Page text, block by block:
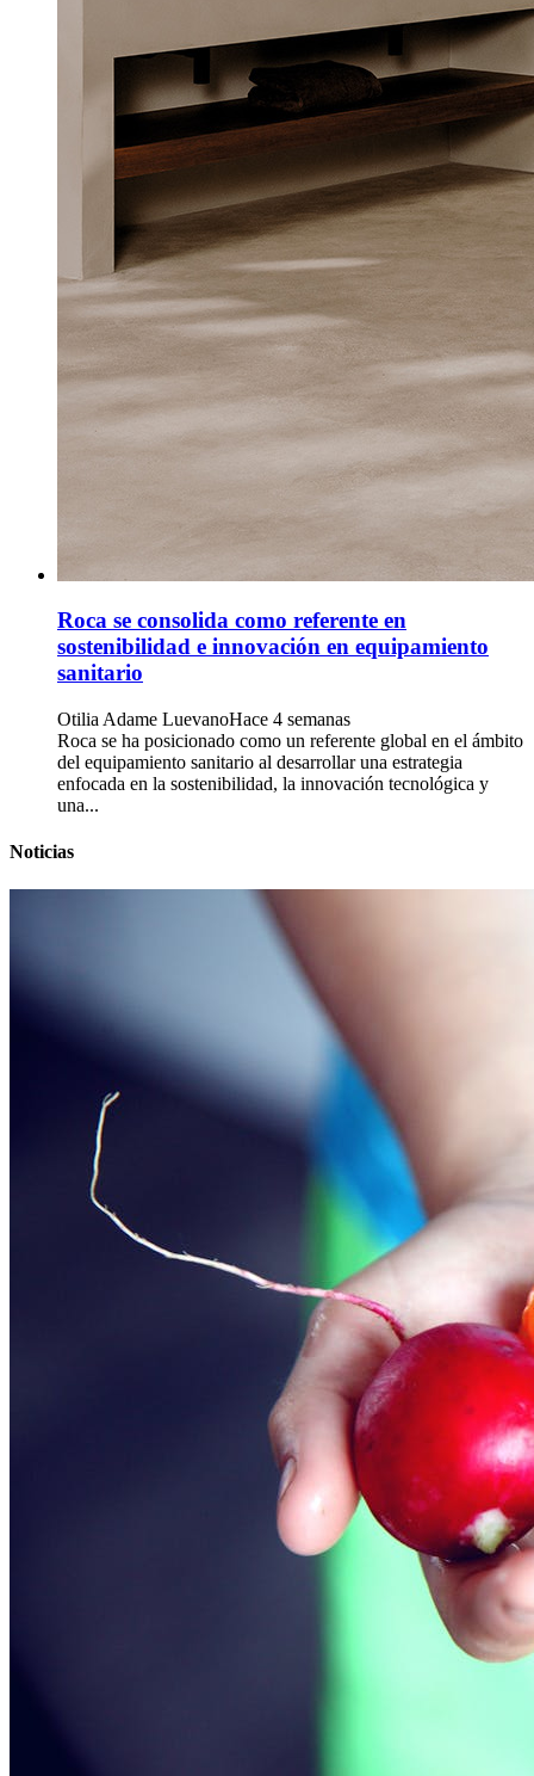
Roca se consolida como referente en
sostenibilidad e innovación en equipamiento
sanitario
Otilia Adame LuevanoHace 4 semanas
Roca se ha posicionado como un referente global en el ámbito
del equipamiento sanitario al desarrollar una estrategia
enfocada en la sostenibilidad, la innovación tecnológica y
una...
Noticias